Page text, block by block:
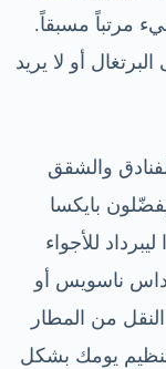
مرتباً مسبقاً.
أو لا يريد
والشقق
بايكسا
للأجواء
داس ناسويس أو
من المطار
يومك بشكل